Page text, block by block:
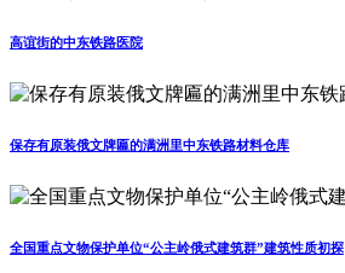
高谊街的中东铁路医院
保存有原装俄文牌匾的满洲里中东铁路材料仓库
全国重点文物保护单位“公主岭俄式建筑群”建筑性质初探